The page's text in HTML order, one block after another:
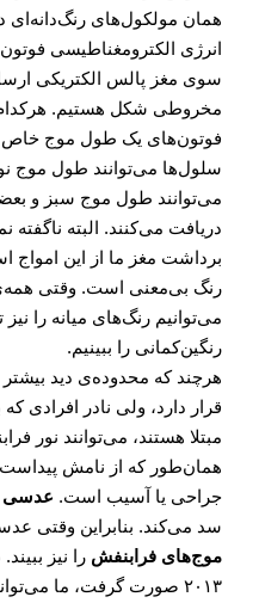
همان مولکول‌های رنگ‌دانه‌ای
انرژی الکترومغناطیسی
سوی مغز پالس الکتریکی
مخروطی شکل هستیم. هرکدام
فوتون‌های یک طول موج خاص
سلول‌ها می‌توانند طول موج
می‌توانند طول موج سبز و
دریافت می‌کنند. البته ناگفته
برداشت مغز ما از این امواج
رنگ بی‌معنی است. وقتی همه‌ی
می‌توانیم رنگ‌های میانه را
رنگین‌کمانی را ببینیم.
هرچند که محدوده‌ی دید
قرار دارد، ولی نادر افرادی
مبتلا هستند، می‌توانند نور
همان‌طور که از نامش
جراحی یا آسیب است.
سد می‌کند. بنابراین وقتی
موج‌های فرابنفش را نیز
۲۰۱۳ صورت گرفت، ما